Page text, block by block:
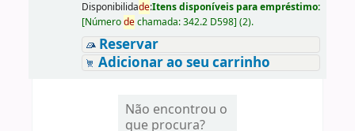
Disponibilidade:Itens disponíveis para empréstimo:
[Númerodechamada:342.2 D598] (2).
Reservar
Adicionar ao seu carrinho
Não encontrou o
que procura?